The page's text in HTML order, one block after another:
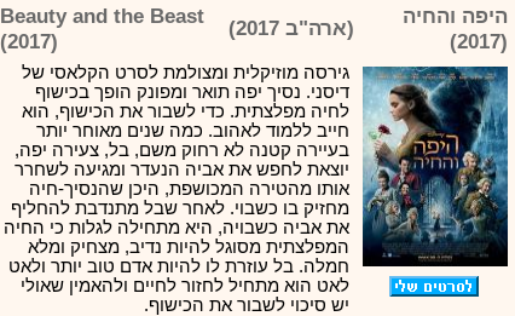
-צוות דיוידי מאסטר ישיר.
לרשותכם פעיל 24/7
צוות דיוידי מאסטר ישיר.
אנחנו כאן לכול שאלה וזמינים
במענה הטלפוני שלנו.ובמייל
.האתר לרשותכם 24/7
מענה טלפוני: 09-7652392
צוות דיוידי מאסטר ישיר.
היפה והחיה
(2017)
(ארה"ב 2017)
Beauty and the Beast
(2017)
גירסה מוזיקלית ומצולמת לסרט הקלאסי של
דיסני. נסיך יפה תואר ומפונק הופך בכישוף
לחיה מפלצתית. כדי לשבור את הכישוף, הוא
חייב ללמוד לאהוב. כמה שנים מאוחר יותר
בעיירה קטנה לא רחוק משם, בל, צעירה יפה,
יוצאת לחפש את אביה הנעדר ומגיעה לשחרר
אותו מהטירה המכושפת, היכן שהנסיך-חיה
מחזיק בו כשבוי. לאחר שבל מתנדבת להחליף
את אביה כשבויה, היא מתחילה לגלות כי החיה
המפלצתית מסוגל להיות נדיב, מצחיק ומלא
חמלה. בל עוזרת לו להיות אדם טוב יותר ולאט
לאט הוא מתחיל לחזור לחיים ולהאמין שאולי
יש סיכוי לשבור את הכישוף.